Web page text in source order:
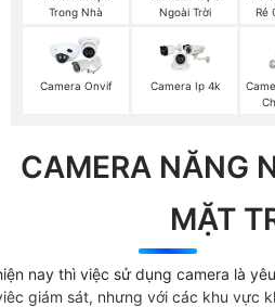
Trong Nhà
Ngoài Trời
Rẻ
Camera Onvif Camera Ip 4k
CAMERA NĂNG
MẶT
nay thì việc sử dụng camera là
giám sát, nhưng với các khu vực